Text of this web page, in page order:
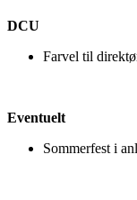
DCU
Farvel til
Eventuelt
Sommerfest i